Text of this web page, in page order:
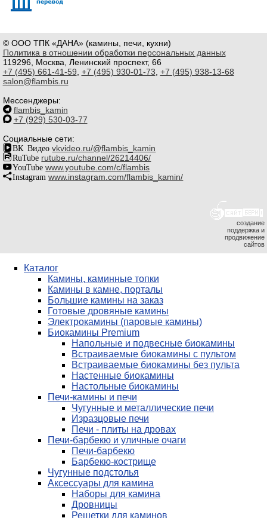
© ООО ТПК «ДАНА» (камины, печи, кухни)
Политика в отношении обработки персональных данных
119296, Москва, Ленинский проспект, 66
+7 (495) 661-41-59 +7 (495) 930-01-73 +7 (495) 938-13-68
salon@flambis.ru
Мессенджеры:
flambis_kamin
+7 (929) 530-03-77
Социальные сети:
ВК Видео vkvideo.ru/@flambis_kamin
RuTube rutube.ru/channel/26214406/
YouTube www.youtube.com/c/flambis
Instagram www.instagram.com/flambis_kamin/
создание
поддержка и
продвижение
сайтов
Каталог
Камины, каминные топки
Камины в камне, порталы
Большие камины на заказ
Готовые дровяные камины
Электрокамины (паровые камины)
Биокамины Premium
Напольные и подвесные биокамины
Встраиваемые биокамины с пультом
Встраиваемые биокамины без пульта
Настенные биокамины
Настольные биокамины
Печи-камины и печи
Чугунные и металлические печи
Изразцовые печи
Печи - плиты на дровах
Печи-барбекю и уличные очаги
Печи-барбекю
Барбекю-кострище
Чугунные подстолья
Аксессуары для камина
Наборы для камина
Дровницы
Решетки для каминов